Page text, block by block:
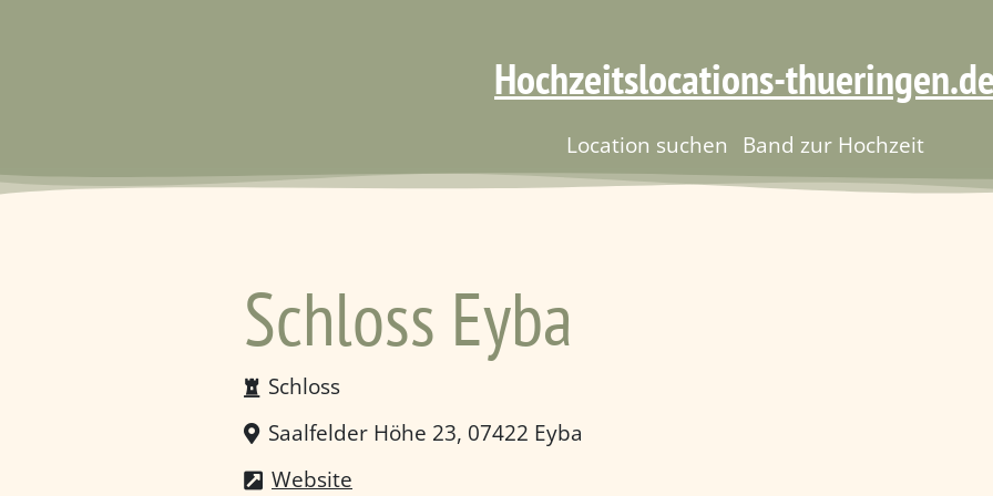
Hochzeitslocations-
Location suchen Band zur Hochzeit
Schloss Eyba
Schloss
Saalfelder Höhe 23, 07422 Eyba
Website